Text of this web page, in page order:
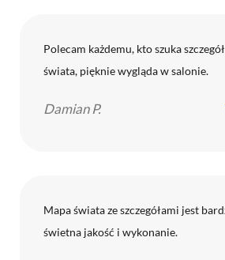
Polecam każdemu, kto szuka
świata, pięknie wygląda w salonie.
Damian P.
Mapa świata ze szczegółami jest
świetna jakość i wykonanie.